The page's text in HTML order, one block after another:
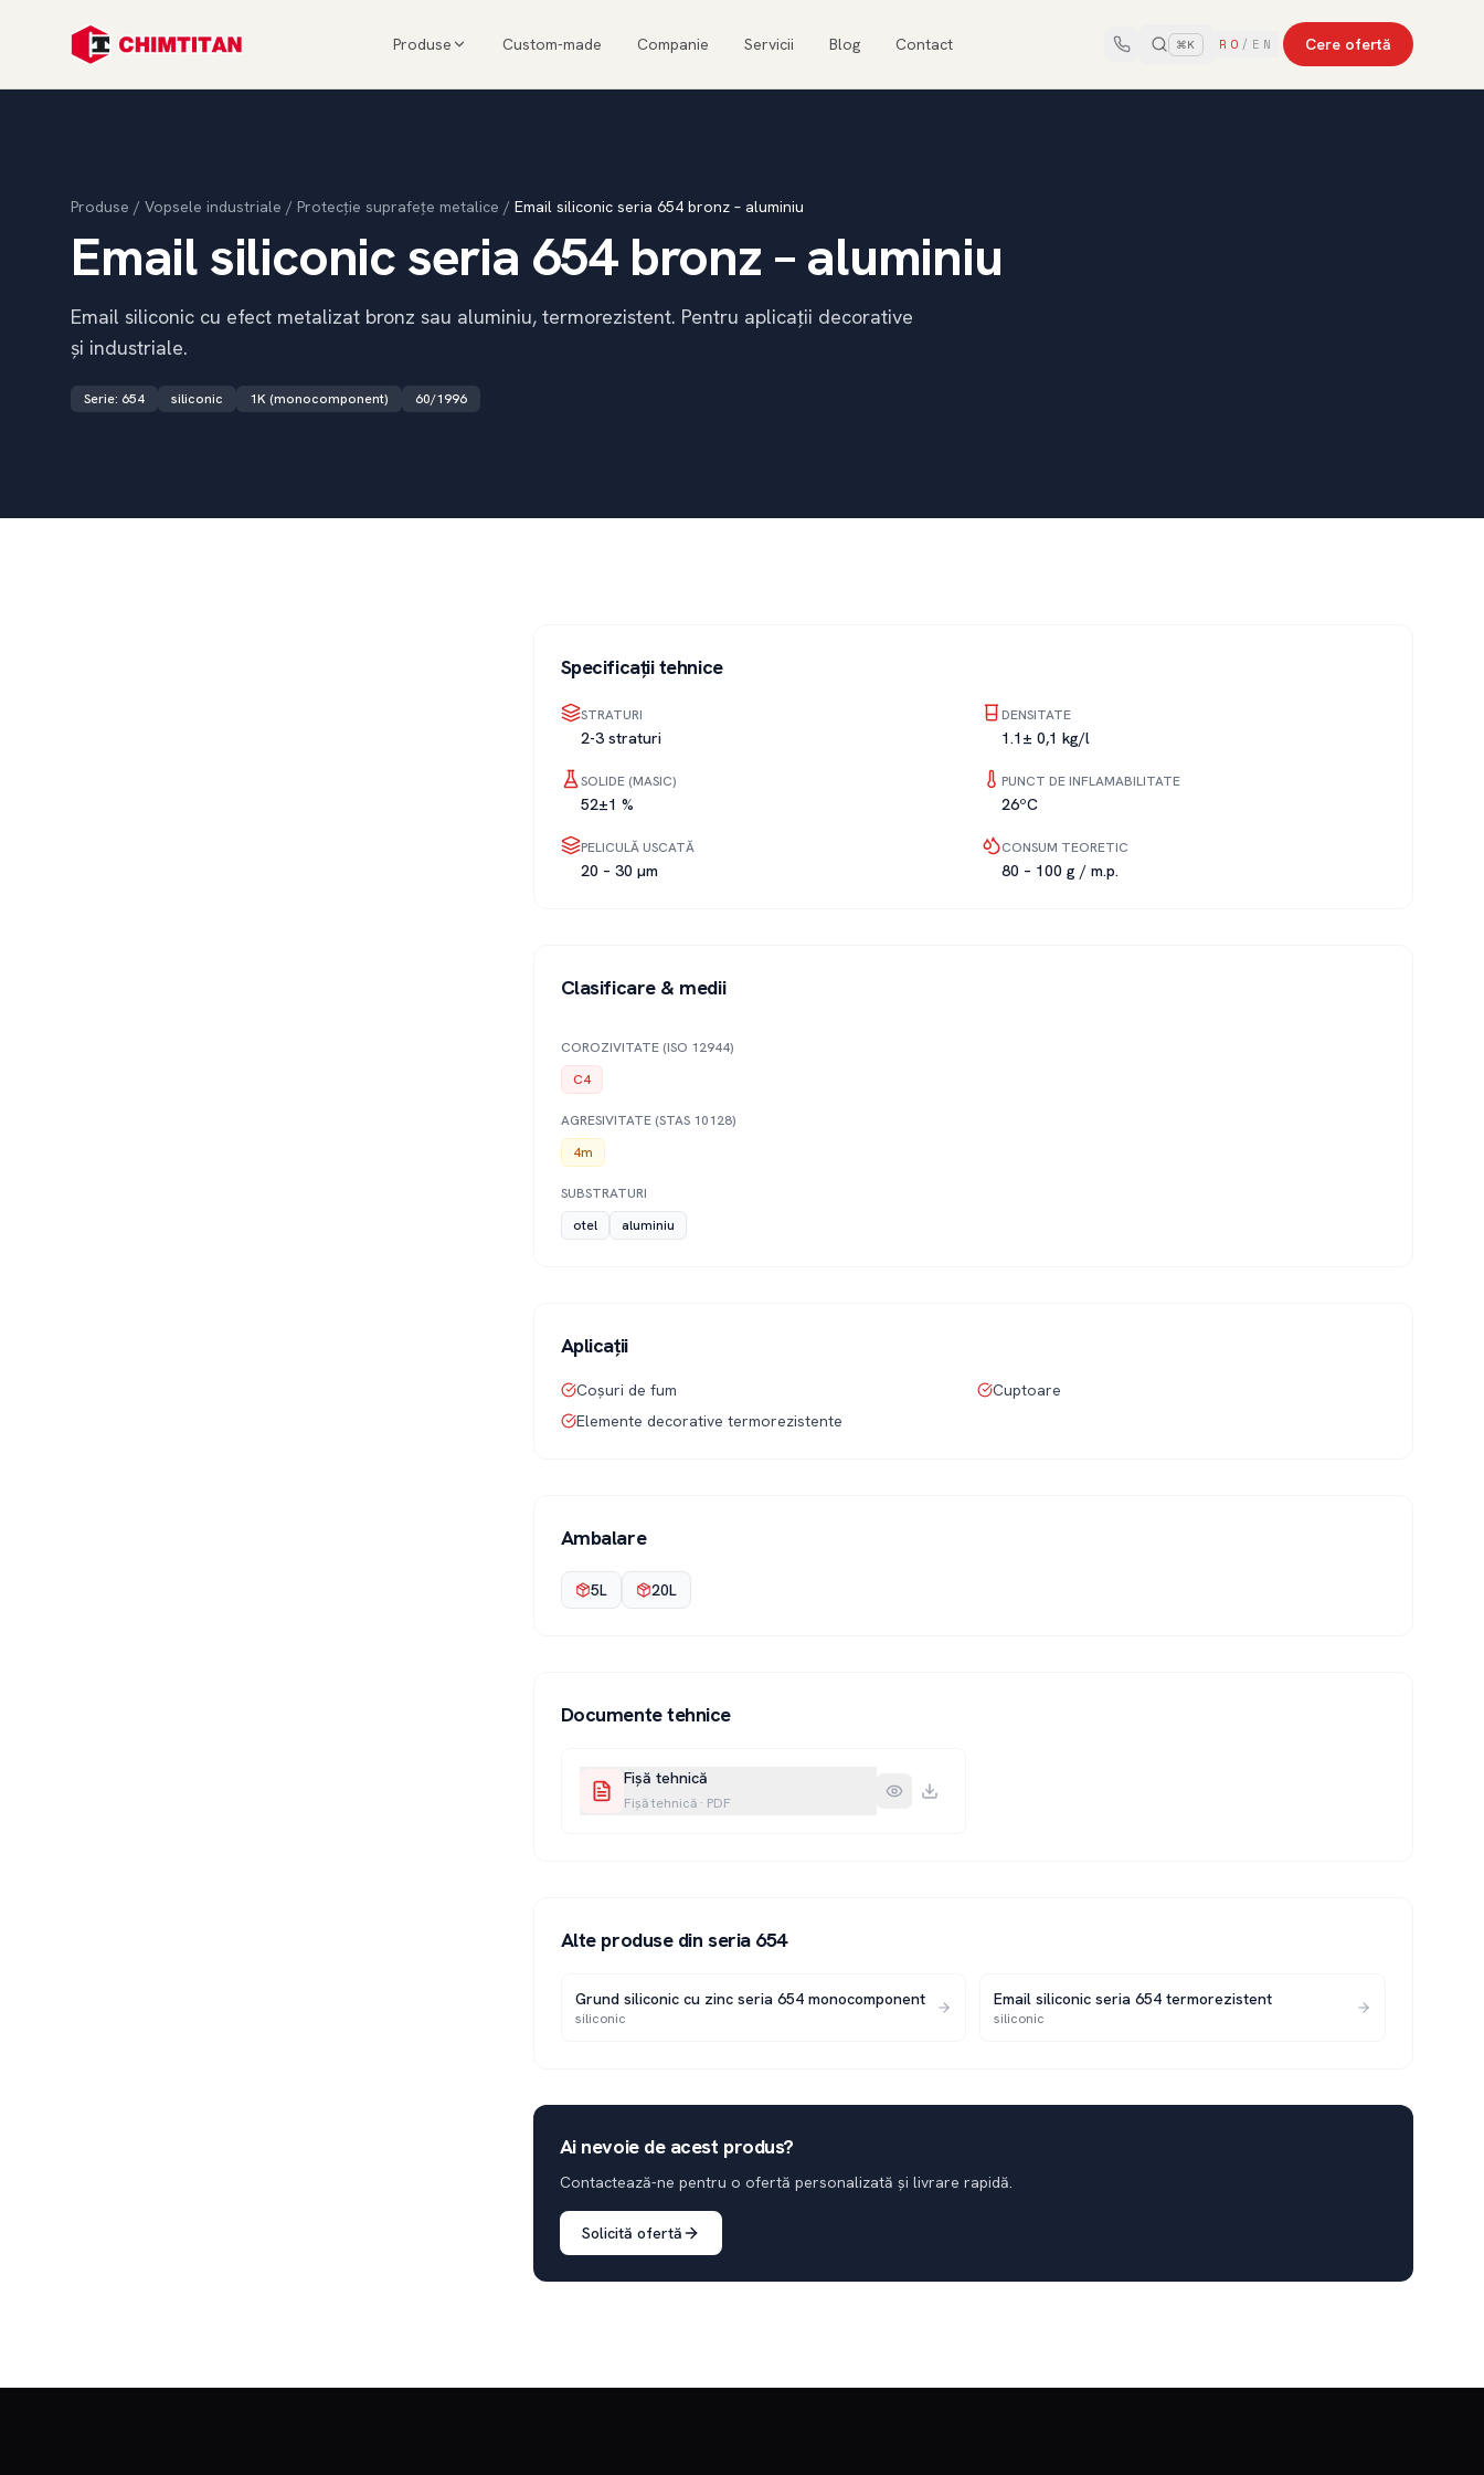
Produse Custom-made Companie Servicii Blog Contact ⌘K RO / EN Cere ofertă
Produse / Vopsele industriale / Protecție suprafețe metalice / Email siliconic seria 654 bronz – aluminiu
Email siliconic seria 654 bronz – aluminiu
Email siliconic cu efect metalizat bronz sau aluminiu, termorezistent. Pentru aplicații decorative
și industriale.
Serie: 654 siliconic 1K (monocomponent) 60/1996
Specificații tehnice
STRATURI
2-3 straturi
DENSITATE
1.1± 0,1 kg/l
SOLIDE (MASIC)
52±1 %
PUNCT DE INFLAMABILITATE
26ºC
PELICULĂ USCATĂ
20 – 30 µm
CONSUM TEORETIC
80 – 100 g / m.p.
Clasificare & medii
COROZIVITATE (ISO 12944)
C4
AGRESIVITATE (STAS 10128)
4m
SUBSTRATURI
otel
aluminiu
Aplicații
Coșuri de fum
Cuptoare
Elemente decorative termorezistente
Ambalare
5L 20L
Documente tehnice
Fișă tehnică
Fișă tehnică· PDF
Alte produse din seria 654
Grund siliconic cu zinc seria 654 monocomponent
siliconic
Email siliconic seria 654 termorezistent
siliconic
Ai nevoie de acest produs?
Contactează-ne pentru o ofertă personalizată și livrare rapidă.
Solicită ofertă